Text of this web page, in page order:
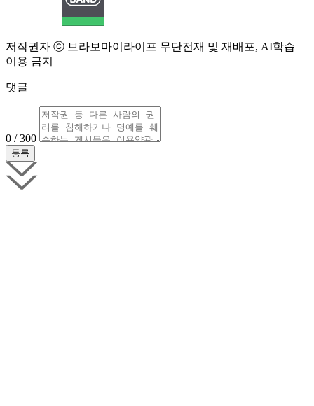
저작권자 ⓒ 브라보마이라이프 무단전재 및 재배포, AI학습
이용 금지
댓글
0 / 300